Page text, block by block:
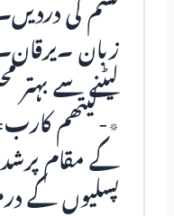
قسم کی
زبان
لیٹنے سے
٭-لیتھم
کے مقام
پسلیوں کے